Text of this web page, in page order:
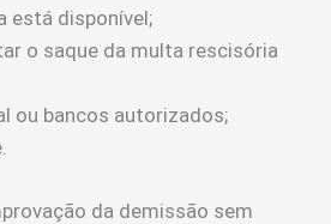
está disponível;
o saque da multa rescisória
ou bancos autorizados;
da demissão sem